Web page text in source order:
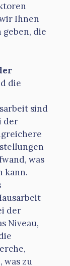
Ihnen
die
die
sind
der
was
kann.
der
Niveau,
was zu